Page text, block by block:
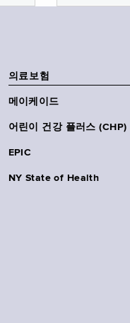
의료보험
메이케이드
어린이 건강 플러스 (CHP)
EPIC
NY State of Health